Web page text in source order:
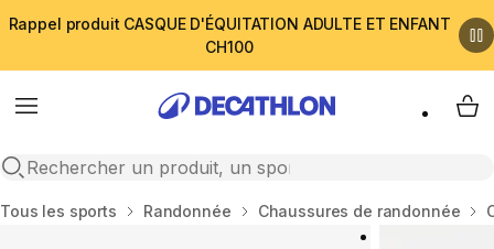
Rappel produit CASQUE D'ÉQUITATION ADULTE ET ENFANT
CH100
Menu
Open search
My
Accueil
Tous les sports Randonnée Chaussures de randonnée